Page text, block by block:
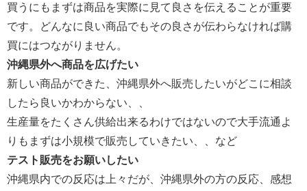
買うにもまずは商品を実際に見て良さを伝えることが重要
です。どんなに良い商品でもその良さが伝わらなければ購
買にはつながりません。
沖縄県外へ商品を広げたい
新しい商品ができた、沖縄県外へ販売したいがどこに相談
したら良いかわからない、、
生産量をたくさん供給出来るわけではないので大手流通よ
りもまずは小規模で販売していきたい、、など
テスト販売をお願いしたい
沖縄県内での反応は上々だが、沖縄県外の方の反応、感想